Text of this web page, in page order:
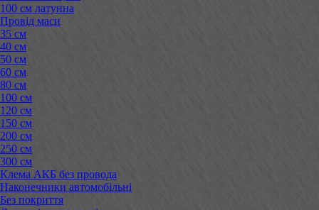
100 см латунна
Провід маси
35 см
40 см
50 см
60 см
80 см
100 см
120 см
150 см
200 см
250 см
300 см
Клема АКБ без провода
Наконечники автомобільні
Без покриття